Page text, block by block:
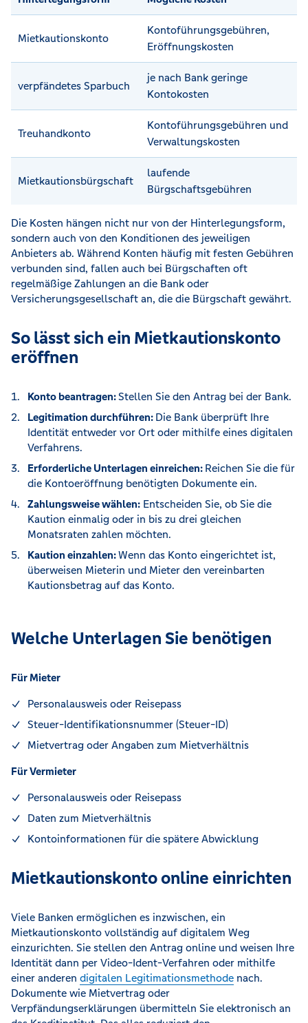
Mietkautionskonto
Kontoführungsgebühren,
Eröffnungskosten
verpfändetes Sparbuch
je nach Bank geringe
Kontokosten
Treuhandkonto
Kontoführungsgebühren und
Verwaltungskosten
Mietkautionsbürgschaft
laufende
Bürgschaftsgebühren
Die Kosten hängen nicht nur von der Hinterlegungsform,
sondern auch von den Konditionen des jeweiligen
Anbieters ab. Während Konten häufig mit festen Gebühren
verbunden sind, fallen auch bei Bürgschaften oft
regelmäßige Zahlungen an die Bank oder
Versicherungsgesellschaft an, die die Bürgschaft gewährt.
So lässt sich ein Mietkautionskonto
eröffnen
Konto beantragen:Stellen Sie den Antrag bei der Bank.
Legitimation durchführen: Die Bank überprüft Ihre
Identität entweder vor Ort oder mithilfe eines digitalen
Verfahrens.
Erforderliche Unterlagen einreichen: Reichen Sie die für
die Kontoeröffnung benötigten Dokumente ein.
Zahlungsweise wählen: Entscheiden Sie, ob Sie die
Kaution einmalig oder in bis zu drei gleichen
Monatsraten zahlen möchten.
Kaution einzahlen:Wenn das Konto eingerichtet ist,
überweisen Mieterin und Mieter den vereinbarten
Kautionsbetrag auf das Konto.
Welche Unterlagen Sie benötigen
Für Mieter
Personalausweis oder Reisepass
Steuer-Identifikationsnummer (Steuer-ID)
Mietvertrag oder Angaben zum Mietverhältnis
Für Vermieter
Personalausweis oder Reisepass
Daten zum Mietverhältnis
Kontoinformationen für die spätere Abwicklung
Mietkautionskonto online einrichten
Viele Banken ermöglichen es inzwischen, ein
Mietkautionskonto vollständig auf digitalem Weg
einzurichten. Sie stellen den Antrag online und weisen Ihre
Identität dann per Video-Ident-Verfahren oder mithilfe
einer anderen digitalen Legitimationsmethode nach.
Dokumente wie Mietvertrag oder
Verpfändungserklärungen übermitteln Sie elektronisch an